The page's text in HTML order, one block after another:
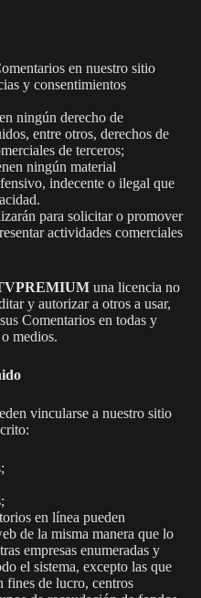
en nuestro sitio
y consentimientos
ningún derecho de
entre otros, derechos de
de terceros;
ningún material
indecente o ilegal que
para solicitar o promover
actividades comerciales
una licencia no
y autorizar a otros a usar,
Comentarios en todas y
medios.
vincularse a nuestro sitio
en línea pueden
de la misma manera que lo
empresas enumeradas y
el sistema, excepto las que
fines de lucro, centros